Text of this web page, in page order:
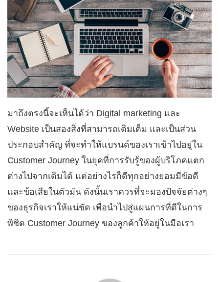
มาถึงตรงนี้จะเห็นได้ว่า Digital marketing และ
Website เป็นสองสิ่งที่สามารถเติมเต็ม และเป็นส่วน
ประกอบสำคัญ ที่จะทำให้แบรนด์ของเราเข้าไปอยู่ใน
Customer Journey ในยุคที่การรับรู้ของผู้บริโภคแตก
ต่างไปจากเดิมได้ แต่อย่างไรก็ดีทุกอย่างยอมมีข้อดี
และข้อเสียในตัวมัน ดังนั้นเราควรที่จะมองปัจจัยต่างๆ
ของธุรกิจเราให้แน่ชัด เพื่อนำไปสู่แผนการที่ดีในการ
พิชิต Customer Journey ของลูกค้าให้อยู่ในมือเรา